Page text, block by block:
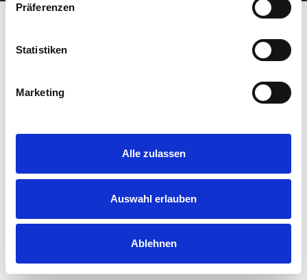
Präferenzen
Statistiken
Marketing
Alle zulassen
Auswahl erlauben
Ablehnen